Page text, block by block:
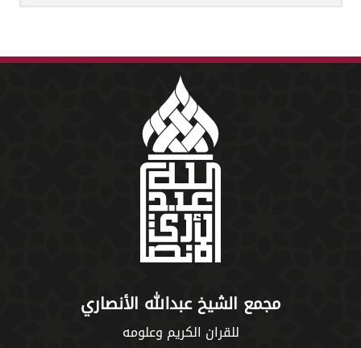
مجمع الشيخ عبدالله الأنصاري
للقران الكريم وعلومه